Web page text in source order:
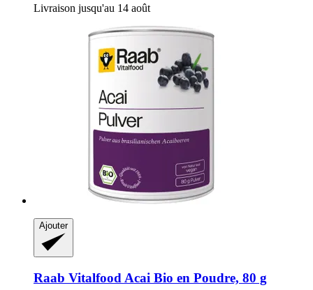
Livraison jusqu'au 14 août
Ajouter
Raab Vitalfood Acai Bio en Poudre, 80 g